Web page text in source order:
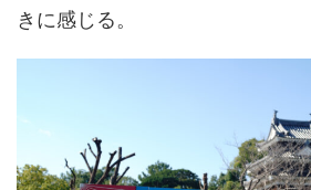
きに感じる。